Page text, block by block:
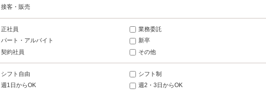
接客・販売
正社員
業務委託
パート・アルバイト
新卒
契約社員
その他
シフト自由
シフト制
週1日からOK
週2・3日からOK